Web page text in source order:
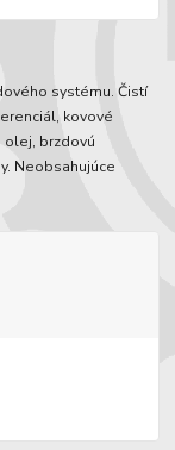
systému. Čistí
kovové
olej, brzdovú
Neobsahujúce